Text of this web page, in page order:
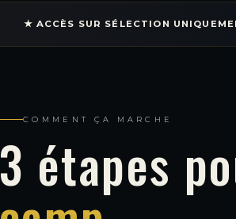
★ ACCÈS SUR SÉLECTION
COMMENT ÇA MARCHE
3 étapes